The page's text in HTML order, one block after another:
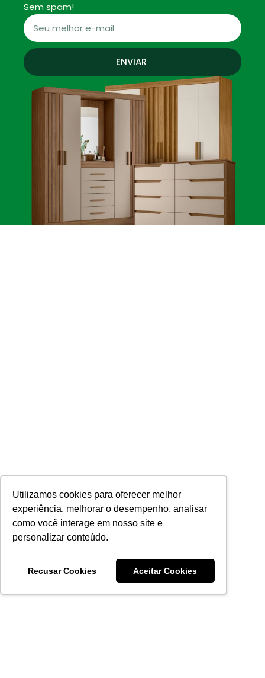
Utilizamos cookies para oferecer melhor
experiência, melhorar o desempenho, analisar
como você interage em nosso site e
personalizar conteúdo.
Recusar Cookies Aceitar Cookies
Sem spam!
ENVIAR